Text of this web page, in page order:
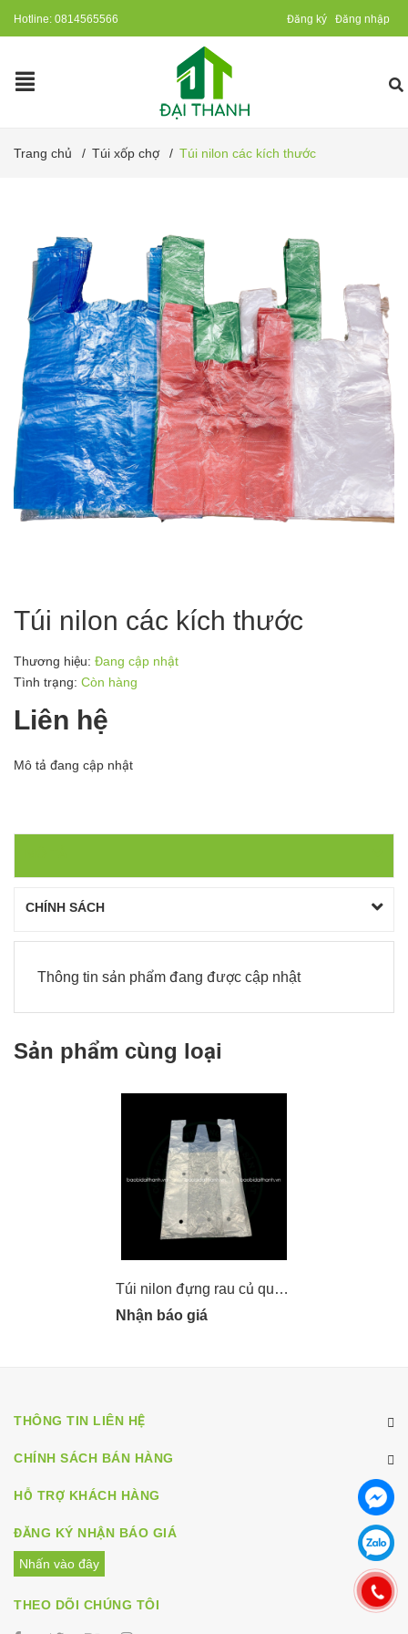
Hotline: 0814565566 Đăng ký Đăng nhập
Trang chủ / Túi xốp chợ / Túi nilon các kích thước
Túi nilon các kích thước
Thương hiệu: Đang cập nhật
Tình trạng: Còn hàng
Liên hệ
Mô tả đang cập nhật
CHÍNH SÁCH
Thông tin sản phẩm đang được cập nhật
Sản phẩm cùng loại
Túi nilon đựng rau củ quả có đục lỗ thoát hơi
Nhận báo giá
THÔNG TIN LIÊN HỆ
CHÍNH SÁCH BÁN HÀNG
HỖ TRỢ KHÁCH HÀNG
ĐĂNG KÝ NHẬN BÁO GIÁ
Nhấn vào đây
THEO DÕI CHÚNG TÔI